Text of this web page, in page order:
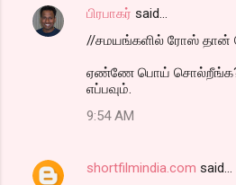
பிரபாகர் said…
//சமயங்களில் ரோஸ் தான்
ஏண்ணே பொய் சொல்றீங்க?
எப்பவும்.
9:54 AM
shortfilmindia.com said…